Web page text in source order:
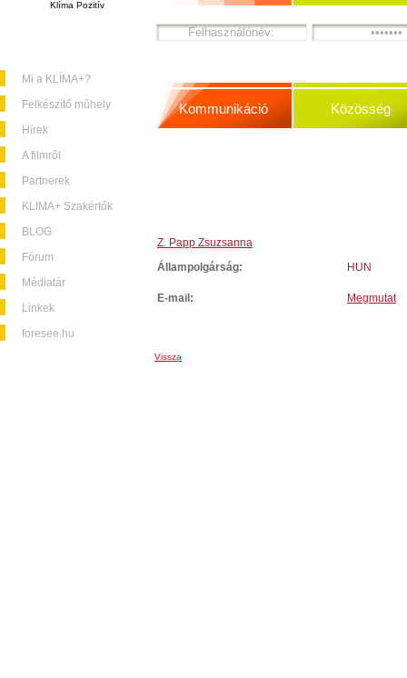
Klíma Pozitív
Mi a KLÍMA+?
Felkészítő műhely
Hírek
A filmről
Partnerek
KLIMA+ Szakértők
BLOG
Fórum
Médiatár
Linkek
foresee.hu
Kommunikáció Közösség
Z. Papp Zsuzsanna
Állampolgárság:
HUN
E-mail: Megmutat
Vissza